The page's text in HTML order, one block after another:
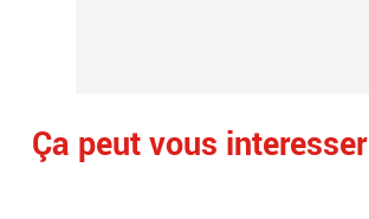
Ça peut vous interesser